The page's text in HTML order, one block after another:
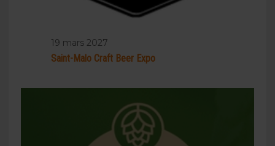
19 mars 2027
Saint-Malo Craft Beer Expo